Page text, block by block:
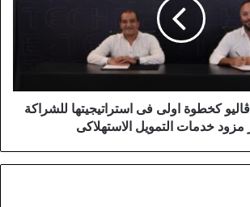
كخطوة اولى فى استراتيجيتها للشراكة
مزود خدمات التمويل الاستهلاكى